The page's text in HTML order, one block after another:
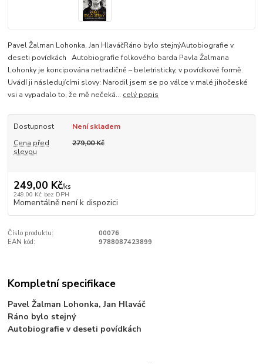
Pavel Žalman Lohonka, Jan HlaváčRáno bylo stejnýAutobiografie v
deseti povídkách Autobiografie folkového barda Pavla Žalmana
Lohonky je koncipována netradičně – beletristicky, v povídkové formě.
Uvádí ji následujícími slovy: Narodil jsem se po válce v malé jihočeské
vsi a vypadalo to, že mě nečeká... celý popis
Dostupnost
Není skladem
Cena před
slevou
279,00 Kč
249,00 Kč/ks
249,00 Kč bez DPH
Momentálně není k dispozici
Číslo produktu:
00076
EAN kód:
9788087423899
Kompletní specifikace
Pavel Žalman Lohonka, Jan Hlaváč
Ráno bylo stejný
Autobiografie v deseti povídkách